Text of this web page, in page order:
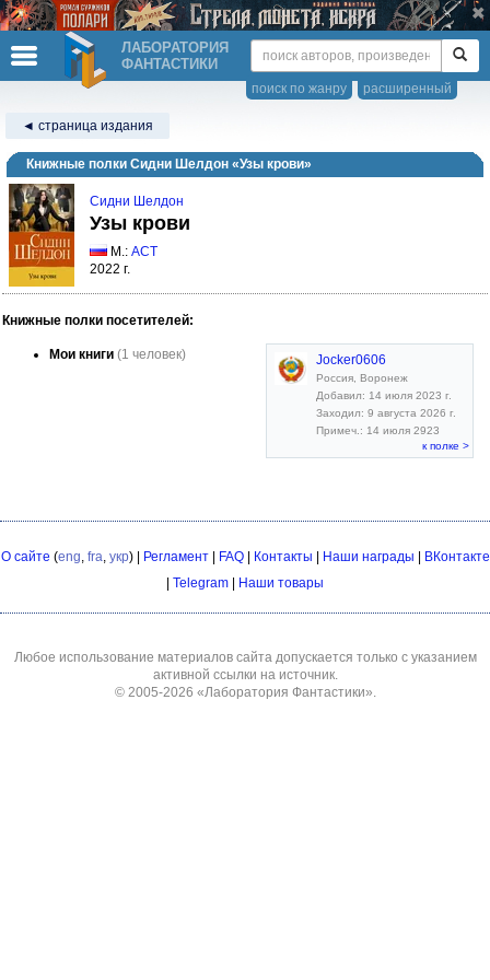
ЛАБОРАТОРИЯ
ФАНТАСТИКИ
расширенный
поиск по жанру
◄ страница издания
Книжные полки Сидни Шелдон «Узы крови»
Сидни Шелдон
Узы крови
М.: АСТ
2022 г.
Книжные полки посетителей:
Мои книги (1 человек) Jocker0606
Россия, Воронеж
Добавил: 14 июля 2023 г.
Заходил: 9 августа 2026 г.
Примеч.: 14 июля 2923
к полке >
О сайте (eng, fra, укр) | Регламент| FAQ| Контакты Наши награды
ВКонтакте
Telegram Наши товары
Любое использование материалов сайта допускается только с указанием
активной ссылки на источник.
© 2005-2026 «Лаборатория Фантастики».